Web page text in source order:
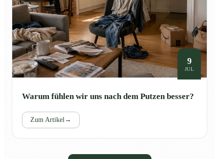
9
JUL
Warum fühlen wir uns nach dem Putzen besser?
Zum Artikel→